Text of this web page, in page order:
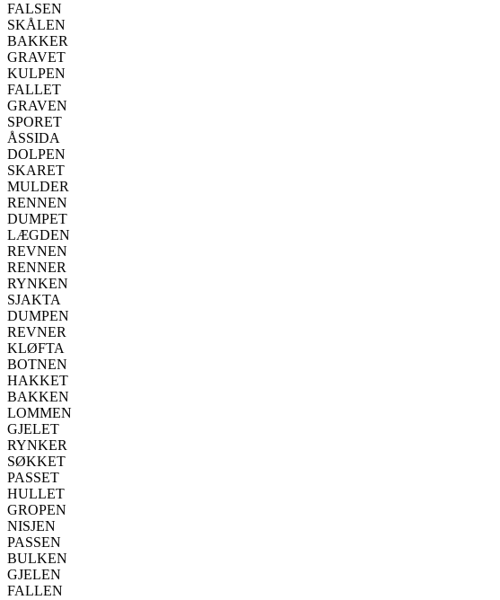
FALSEN
SKÅLEN
BAKKER
GRAVET
KULPEN
FALLET
GRAVEN
SPORET
ÅSSIDA
DOLPEN
SKARET
MULDER
RENNEN
DUMPET
LÆGDEN
REVNEN
RENNER
RYNKEN
SJAKTA
DUMPEN
REVNER
KLØFTA
BOTNEN
HAKKET
BAKKEN
LOMMEN
GJELET
RYNKER
SØKKET
PASSET
HULLET
GROPEN
NISJEN
PASSEN
BULKEN
GJELEN
FALLEN